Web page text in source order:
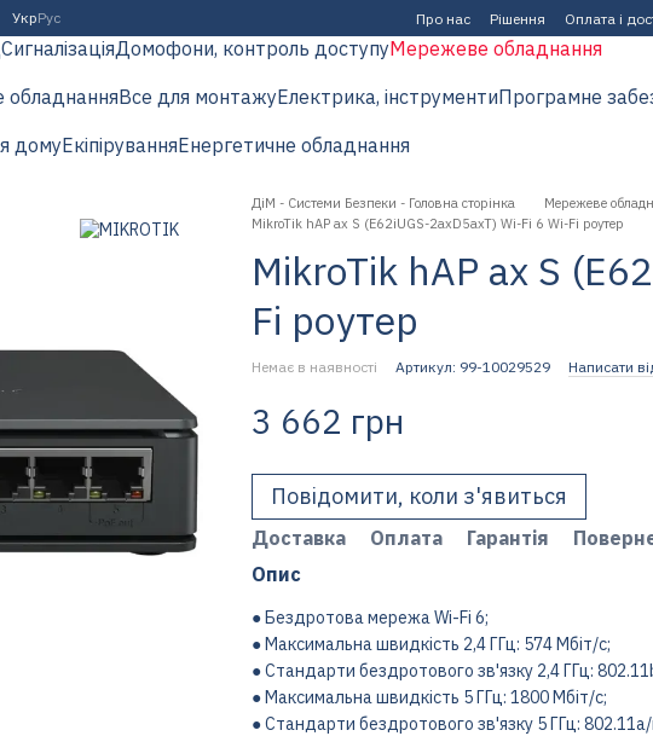
УкрРус Про нас Рішення Оплата і
СигналізаціяДомофони, контроль доступуМережеве обладнання
обладнанняВсе для монтажуЕлектрика, інструментиПрограмне
домуЕкіпіруванняЕнергетичне обладнання
ДіМ - Системи Безпеки - Головна сторінка Мережеве
MikroTik hAP ax S (E62iUGS-2axD5axT) Wi-Fi 6 Wi-Fi роутер
MikroTik hAP ax S
Fi роутер
Немає в наявності Артикул: 99-10029529 Написати
3 662 грн
Повідомити, коли з'явиться
Доставка Оплата Гарантія
Опис
● Бездротова мережа Wi-Fi 6;
● Максимальна швидкість 2,4 ГГц: 574 Мбіт/с;
● Стандарти бездротового зв'язку 2,4 ГГц:
● Максимальна швидкість 5 ГГц: 1800 Мбіт/с;
● Стандарти бездротового зв'язку 5 ГГц: